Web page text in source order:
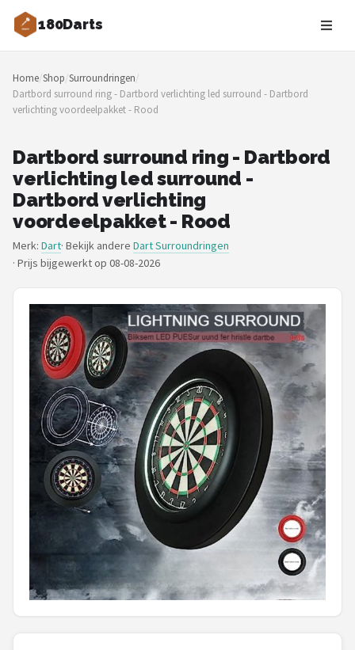
180Darts
Zoeken
NAVIGATIE
Shop
Merken
Blog
Dartspelers
Toernooien
Spelregels
Uitgooilijst
Dartshop
POPULAIRE MERKEN
Target
Winmau
Bull's
Dart
ABC Darts
Mission
Home/Shop/Surroundringen/
Dartbord surround ring - Dartbord verlichting led surround - Dartbord
verlichting voordeelpakket - Rood
Dartbord surround ring - Dartbord
verlichting led surround -
Dartbord verlichting
voordeelpakket - Rood
Merk: Dart· Bekijk andere Dart Surroundringen
· Prijs bijgewerkt op 08-08-2026